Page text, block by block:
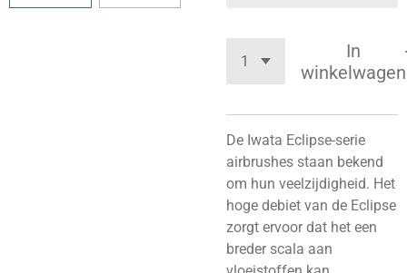
In
winkelwagen
De Iwata Eclipse-serie
airbrushes staan bekend
om hun veelzijdigheid. Het
hoge debiet van de Eclipse
zorgt ervoor dat het een
breder scala aan